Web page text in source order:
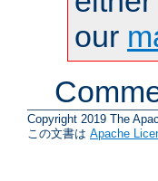
our
Copyright 2019 The
この文書は Apache